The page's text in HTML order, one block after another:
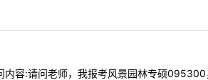
:请问老师，我报考风景园林专硕